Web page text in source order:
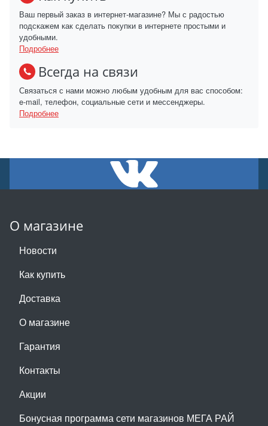
Ваш первый заказ в интернет-магазине? Мы с радостью
подскажем как сделать покупки в интернете простыми и
удобными.
Подробнее
Всегда на связи
Связаться с нами можно любым удобным для вас способом:
e-mail, телефон, социальные сети и мессенджеры.
Подробнее
О магазине
Новости
Как купить
Доставка
О магазине
Гарантия
Контакты
Акции
Бонусная программа сети магазинов МЕГА РАЙ